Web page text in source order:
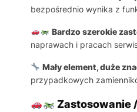
bezpośrednio wynika z
Bardzo szerokie
naprawach i pracach
Mały element, duże
przypadkowych
Zastosowanie